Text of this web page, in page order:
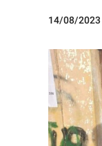
14/08/2023